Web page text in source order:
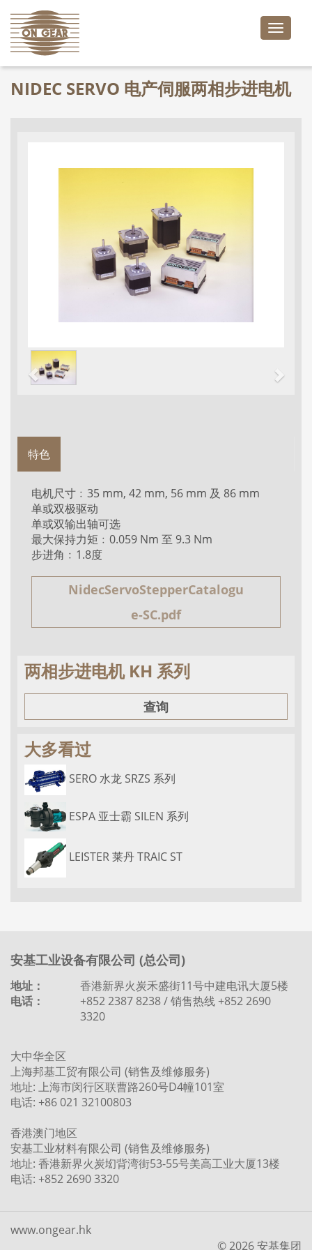
Toggle
NIDEC SERVO 电产伺服两相步进电机
特色
电机尺寸﹕35 mm, 42 mm, 56 mm 及 86 mm
单或双极驱动
单或双输出轴可选
最大保持力矩﹕0.059 Nm 至 9.3 Nm
步进角﹕1.8度
NidecServoStepperCatalogu
e-SC.pdf
两相步进电机 KH 系列
查询
大多看过
SERO 水龙 SRZS 系列
ESPA 亚士霸 SILEN 系列
LEISTER 莱丹 TRAIC ST
安基工业设备有限公司 (总公司)
地址：
香港新界火炭禾盛街11号中建电讯大厦5楼
电话：
+852 2387 8238 / 销售热线 +852 2690
3320
大中华全区
上海邦基工贸有限公司 (销售及维修服务)
地址: 上海市闵行区联曹路260号D4幢101室
电话: +86 021 32100803
香港澳门地区
安基工业材料有限公司 (销售及维修服务)
地址: 香港新界火炭㘭背湾街53-55号美高工业大厦13楼
电话: +852 2690 3320
www.ongear.hk
© 2026 安基集团